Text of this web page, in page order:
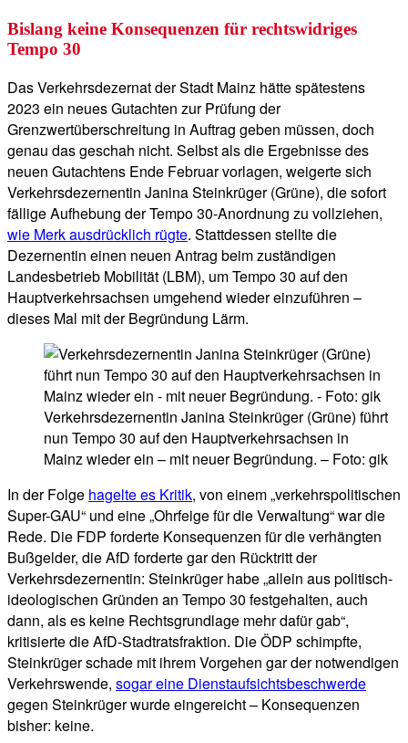
Bislang keine Konsequenzen für rechtswidriges
Tempo 30
Das Verkehrsdezernat der Stadt Mainz hätte spätestens
2023 ein neues Gutachten zur Prüfung der
Grenzwertüberschreitung in Auftrag geben müssen, doch
genau das geschah nicht. Selbst als die Ergebnisse des
neuen Gutachtens Ende Februar vorlagen, weigerte sich
Verkehrsdezernentin Janina Steinkrüger (Grüne), die sofort
fällige Aufhebung der Tempo 30-Anordnung zu vollziehen,
wie Merk ausdrücklich rügte. Stattdessen stellte die
Dezernentin einen neuen Antrag beim zuständigen
Landesbetrieb Mobilität (LBM), um Tempo 30 auf den
Hauptverkehrsachsen umgehend wieder einzuführen –
dieses Mal mit der Begründung Lärm.
Verkehrsdezernentin Janina Steinkrüger (Grüne) führt
nun Tempo 30 auf den Hauptverkehrsachsen in
Mainz wieder ein – mit neuer Begründung. – Foto: gik
In der Folge hagelte es Kritik, von einem „verkehrspolitischen
Super-GAU“ und eine „Ohrfeige für die Verwaltung“ war die
Rede. Die FDP forderte Konsequenzen für die verhängten
Bußgelder, die AfD forderte gar den Rücktritt der
Verkehrsdezernentin: Steinkrüger habe „allein aus politisch-
ideologischen Gründen an Tempo 30 festgehalten, auch
dann, als es keine Rechtsgrundlage mehr dafür gab“,
kritisierte die AfD-Stadtratsfraktion. Die ÖDP schimpfte,
Steinkrüger schade mit ihrem Vorgehen gar der notwendigen
Verkehrswende, sogar eine Dienstaufsichtsbeschwerde
gegen Steinkrüger wurde eingereicht – Konsequenzen
bisher: keine.